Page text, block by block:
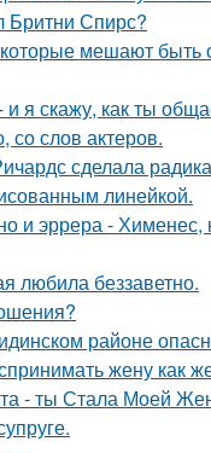
Бритни Спирс?
мешают быть
и я скажу, как ты
со слов актеров.
сделала
линейкой.
и эррера - Хименес,
любила беззаветно.
районе
жену как
- ты Стала Моей